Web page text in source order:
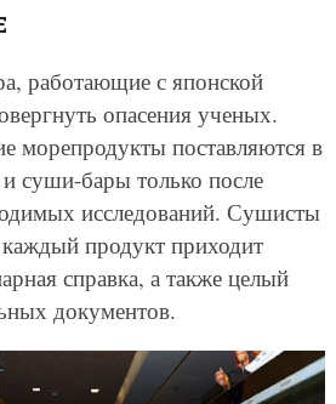
работающие с японской
опасения ученых.
морепродукты поставляются в
суши-бары только после
исследований. Сушисты
продукт приходит
справка, а также целый
документов.